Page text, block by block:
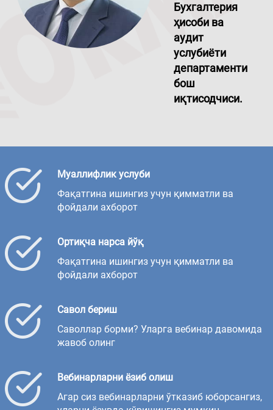
Бухгалтерия
ҳисоби ва
аудит
услубиёти
департаменти
бош
иқтисодчиси.
Муаллифлик услуби
Фақатгина ишингиз учун қимматли ва
фойдали ахборот
Ортиқча нарса йўқ
Фақатгина ишингиз учун қимматли ва
фойдали ахборот
Савол бериш
Саволлар борми? Уларга вебинар давомида
жавоб олинг
Вебинарларни ёзиб олиш
Агар сиз вебинарларни ўтказиб юборсангиз,